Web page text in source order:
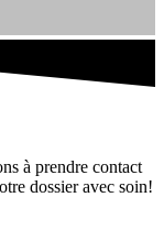
à prendre contact
dossier avec soin!